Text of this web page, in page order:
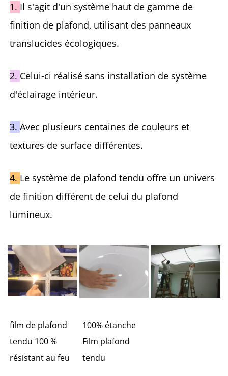
1. Il s'agit d'un système haut de gamme de
finition de plafond, utilisant des panneaux
translucides écologiques.
2. Celui-ci réalisé sans installation de système
d'éclairage intérieur.
3. Avec plusieurs centaines de couleurs et
textures de surface différentes.
4. Le système de plafond tendu offre un univers
de finition différent de celui du plafond
lumineux.
film de plafond
tendu 100 %
résistant au feu
Film plafond
tendu